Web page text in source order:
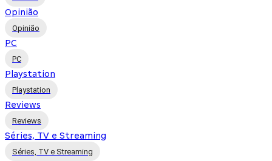
Opinião
Opinião
PC
PC
Playstation
Playstation
Reviews
Reviews
Séries, TV e Streaming
Séries, TV e Streaming